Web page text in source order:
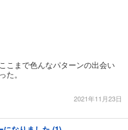
こまで色んなパターンの出会い
。
2021年11月23日